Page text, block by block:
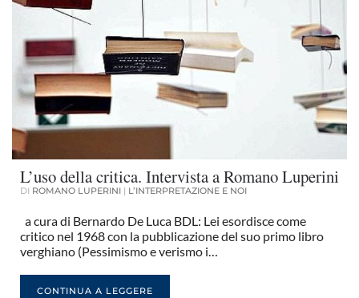
L’uso della critica. Intervista a Romano Luperini
DI ROMANO LUPERINI | L’INTERPRETAZIONE E NOI
a cura di Bernardo De Luca BDL: Lei esordisce come
critico nel 1968 con la pubblicazione del suo primo libro
verghiano (Pessimismo e verismo i…
CONTINUA A LEGGERE